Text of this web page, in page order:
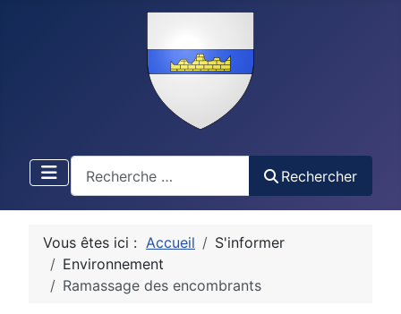
Rechercher
Vous êtes ici : Accueil
S'informer
Environnement
Ramassage des encombrants